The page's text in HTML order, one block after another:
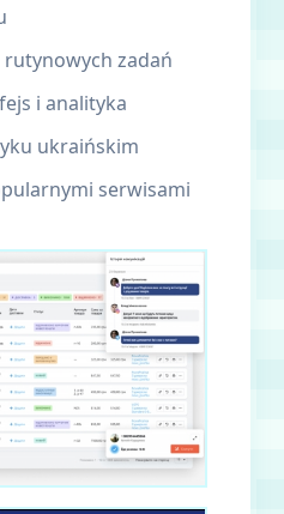
zadań
i analityka
ukraińskim
serwisami